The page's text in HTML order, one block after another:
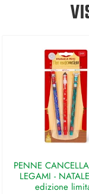
PENNE
LEGAMI -
edizione